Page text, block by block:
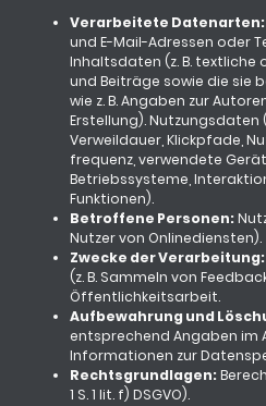
Verarbeitete Datenarten:
und E-Mail-Adressen oder
Inhaltsdaten (z. B.
und Beiträge sowie die sie
wie z. B. Angaben zur
Erstellung). Nutzungsdaten
Verweildauer, Klickpfade,
frequenz, verwendete
Betriebssysteme,
Funktionen).
Betroffene Personen:
Nutzer von Onlinediensten).
Zwecke der Verarbeitung:
(z. B. Sammeln von
Öffentlichkeitsarbeit.
Aufbewahrung und
entsprechend Angaben im
Informationen zur
Rechtsgrundlagen:
1 S. 1 lit. f) DSGVO).